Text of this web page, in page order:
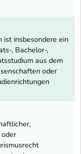
ist insbesondere ein
, Bachelor-,
aus dem
oder